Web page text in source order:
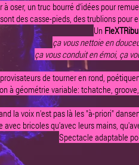
à oser, un truc bourré d'idées pour
sont des casse-pieds, des trublions pour
Un FleXTRibu
ça vous nettoie en
ça vous conduit en émoi, ça
de tourner en rond,
à géométrie variable: tchatche,
la voix n'est pas là les "à-priori"
avec bricoles qu'avec leurs mains,
Spectacle adaptable